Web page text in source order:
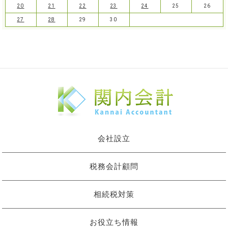
20 21 22 23 24 25 26
27 28 29 30
会社設立
税務会計顧問
相続税対策
お役立ち情報